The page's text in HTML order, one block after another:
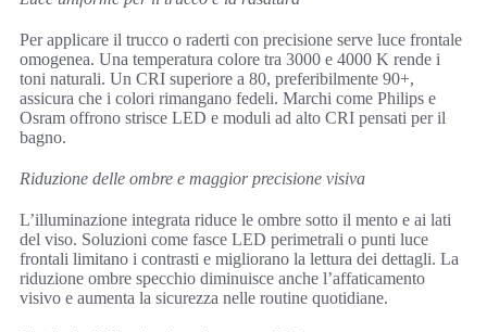
Per applicare il trucco o raderti con precisione serve luce frontale
omogenea. Una temperatura colore tra 3000 e 4000 K rende i
toni naturali. Un CRI superiore a 80, preferibilmente 90+,
assicura che i colori rimangano fedeli. Marchi come Philips e
Osram offrono strisce LED e moduli ad alto CRI pensati per il
bagno.
Riduzione delle ombre e maggior precisione visiva
L’illuminazione integrata riduce le ombre sotto il mento e ai lati
del viso. Soluzioni come fasce LED perimetrali o punti luce
frontali limitano i contrasti e migliorano la lettura dei dettagli. La
riduzione ombre specchio diminuisce anche l’affaticamento
visivo e aumenta la sicurezza nelle routine quotidiane.